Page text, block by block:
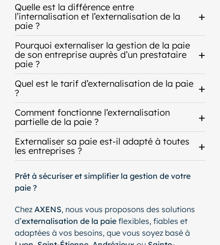
Quelle est la différence entre
l’internalisation et l’externalisation de la
paie ?
Pourquoi externaliser la gestion de la paie
de son entreprise auprès d’un prestataire
paie ?
Quel est le tarif d’externalisation de la paie
?
Comment fonctionne l’externalisation
partielle de la paie ?
Externaliser sa paie est-il adapté à toutes
les entreprises ?
Prêt à sécuriser et simplifier la gestion de votre
paie ?
Chez AXENS, nous vous proposons des solutions
d’externalisation de la paie flexibles, fiables et
adaptées à vos besoins, que vous soyez basé à